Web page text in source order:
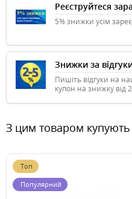
Реєструйтеся
5% знижки усім
Знижки за
Пишіть відгуки на
купон на знижку від
З цим товаром купують
Топ
Популярний